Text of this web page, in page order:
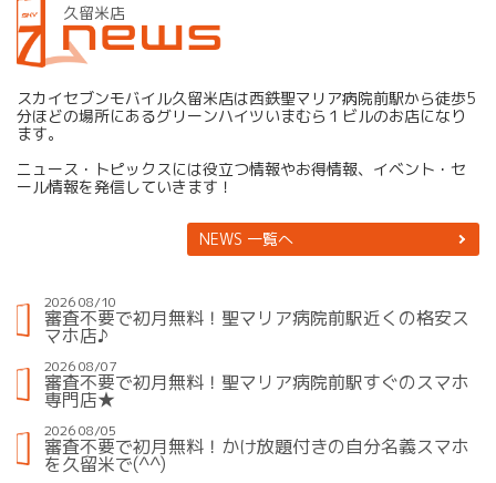
久留米店
NEWS
スカイセブンモバイル久留米店は西鉄聖マリア病院前駅から徒歩5
分ほどの場所にあるグリーンハイツいまむら１ビルのお店になり
ます。
ニュース・トピックスには役立つ情報やお得情報、イベント・セ
ール情報を発信していきます！
NEWS 一覧へ
2026 08/10
審査不要で初月無料！聖マリア病院前駅近くの格安ス
マホ店♪
2026 08/07
審査不要で初月無料！聖マリア病院前駅すぐのスマホ
専門店★
2026 08/05
審査不要で初月無料！かけ放題付きの自分名義スマホ
を久留米で(^^)